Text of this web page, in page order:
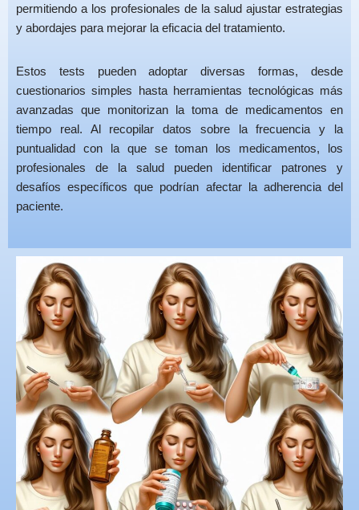
permitiendo a los profesionales de la salud ajustar estrategias
y abordajes para mejorar la eficacia del tratamiento.
Estos tests pueden adoptar diversas formas, desde
cuestionarios simples hasta herramientas tecnológicas más
avanzadas que monitorizan la toma de medicamentos en
tiempo real. Al recopilar datos sobre la frecuencia y la
puntualidad con la que se toman los medicamentos, los
profesionales de la salud pueden identificar patrones y
desafíos específicos que podrían afectar la adherencia del
paciente.